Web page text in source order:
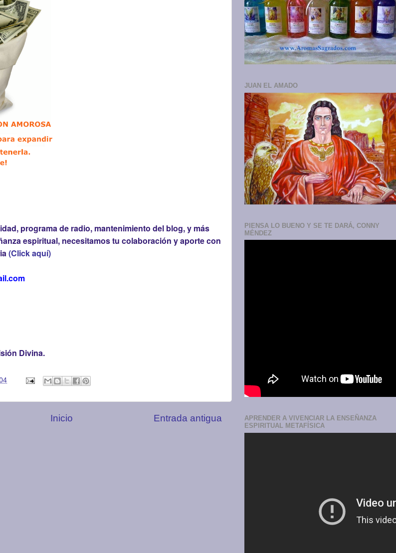
programa de radio, mantenimiento del blog, y más
espiritual, necesitamos tu colaboración y aporte con
(Click aquí)
Divina.
Entrada antigua
Inicio
JUAN EL AMADO
PIENSA LO BUENO Y SE TE DARÁ, CONNY
MÉNDEZ
APRENDER A VIVENCIAR LA ENSEÑANZA
ESPIRITUAL METAFÍSICA